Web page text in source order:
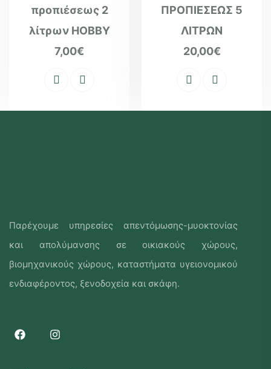
προπιέσεως 2
λίτρων HOBBY
7,00€
ΠΡΟΠΙΕΣΕΩΣ 5
ΛΙΤΡΩΝ
20,00€
Παρέχουμε υπηρεσίες απεντόμωσης-μυοκτονίας
και απολύμανσης σε οικιακούς χώρους,
βιομηχανικούς χώρους, καταστήματα υγειονομικού
ενδιαφέροντος, ξενοδοχεία και σκάφη.